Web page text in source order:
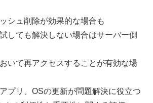
シュ削除が効果的な場合も
しても解決しない場合はサーバー側
いて再アクセスすることが有効な場
プリ、OSの更新が問題解決に役立つ